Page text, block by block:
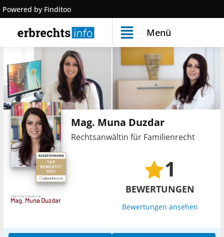
Powered by Finditoo
Menü
Mag. Muna Duzdar
Rechtsanwältin für Familienrecht
1
BEWERTUNGEN
Bewertungen ansehen